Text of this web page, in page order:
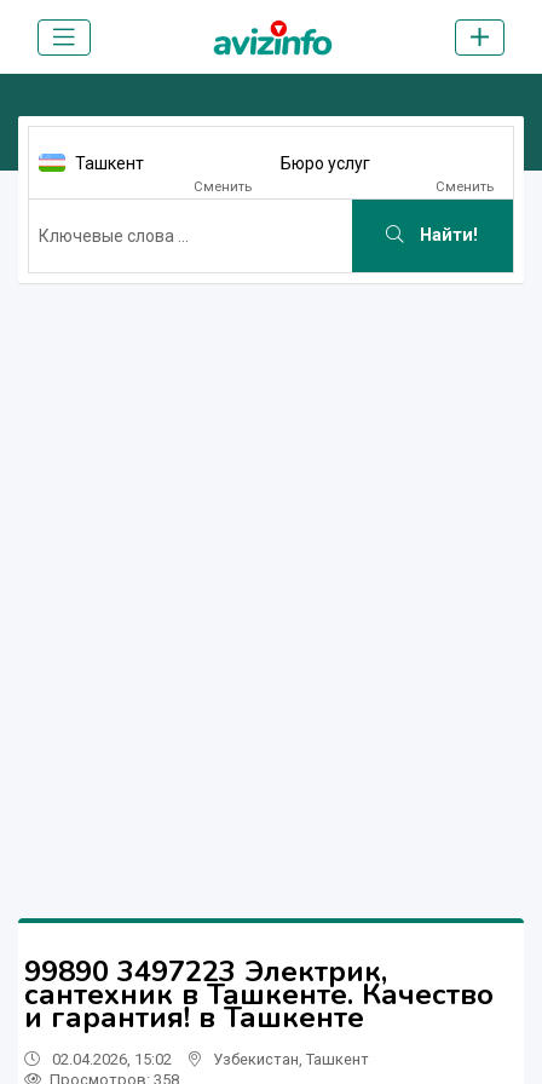
Ташкент
Сменить
Бюро услуг
Сменить
Найти!
99890 3497223 Электрик,
сантехник в Ташкенте. Качество
и гарантия! в Ташкенте
02.04.2026, 15:02 Узбекистан Ташкент
Просмотров: 358